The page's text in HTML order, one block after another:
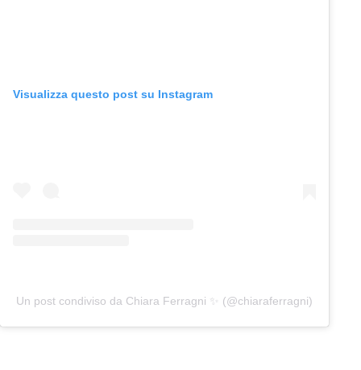
Visualizza questo post su Instagram
Un post condiviso da Chiara Ferragni ✨ (@chiaraferragni)